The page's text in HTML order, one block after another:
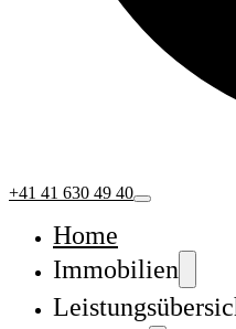
+41 41 630 49 40
Home
Immobilien